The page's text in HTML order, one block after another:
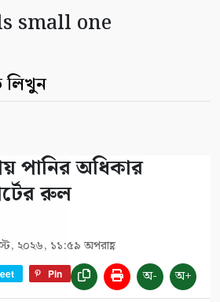
small one
পানির অধিকার
রুল
২০২৬, ১১:৫৯ অপরাহ্ণ
Pin অ- অ+